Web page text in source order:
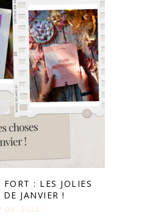
: LES JOLIES
DE JANVIER !
03. 2022